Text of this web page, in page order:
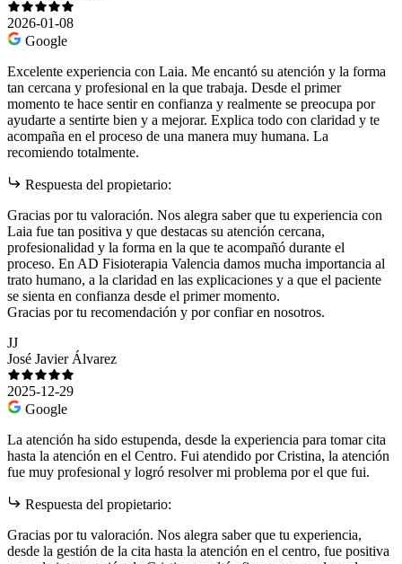
2026-01-08
Google
Excelente experiencia con Laia. Me encantó su atención y la forma
tan cercana y profesional en la que trabaja. Desde el primer
momento te hace sentir en confianza y realmente se preocupa por
ayudarte a sentirte bien y a mejorar. Explica todo con claridad y te
acompaña en el proceso de una manera muy humana. La
recomiendo totalmente.
Respuesta del propietario:
Gracias por tu valoración. Nos alegra saber que tu experiencia con
Laia fue tan positiva y que destacas su atención cercana,
profesionalidad y la forma en la que te acompañó durante el
proceso. En AD Fisioterapia Valencia damos mucha importancia al
trato humano, a la claridad en las explicaciones y a que el paciente
se sienta en confianza desde el primer momento.
Gracias por tu recomendación y por confiar en nosotros.
JJ
José Javier Álvarez
2025-12-29
Google
La atención ha sido estupenda, desde la experiencia para tomar cita
hasta la atención en el Centro. Fui atendido por Cristina, la atención
fue muy profesional y logró resolver mi problema por el que fui.
Respuesta del propietario:
Gracias por tu valoración. Nos alegra saber que tu experiencia,
desde la gestión de la cita hasta la atención en el centro, fue positiva